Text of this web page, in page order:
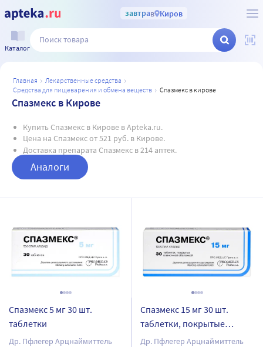
завтрав Киров
Каталог
главная
лекарственные средства
средства для пищеварения и обмена веществ
спазмекс в кирове
Спазмекс в Кирове
Купить Спазмекс в Кирове в Apteka.ru.
Цена на Спазмекс от 521 руб. в Кирове.
Доставка препарата Спазмекс в 214 аптек.
Аналоги
Спазмекс 5 мг 30 шт.
таблетки
Др. Пфлегер Арцнаймиттель
Спазмекс 15 мг 30 шт.
таблетки, покрытые
пленочной оболочкой
Др. Пфлегер Арцнаймиттель